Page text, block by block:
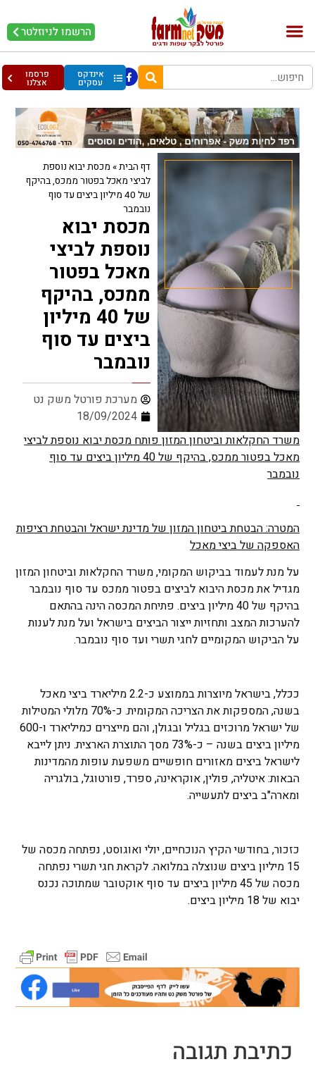
הרשמו לניוזלטר
אינדקס
עסקים
פרסמו
אצלנו
דף הבית» מכסת יבוא נוספת
לביצי מאכל בפטור ממכס, בהיקף
של 40 מיליון ביצים עד סוף
נובמבר
מכסת יבוא
נוספת לביצי
מאכל בפטור
ממכס, בהיקף
של 40 מיליון
ביצים עד סוף
נובמבר
מערכת פורטל משק נט
18/09/2024
משרד החקלאות וביטחון המזון פותח מכסת יבוא נוספת לביצי
מאכל בפטור ממכס, בהיקף של 40 מיליון ביצים עד סוף
נובמבר
המטרה: הבטחת ביטחון המזון של מדינת ישראל והבטחת רציפות
האספקה של ביצי מאכל
על מנת לעמוד בביקוש המקומי, משרד החקלאות וביטחון המזון
מגדיל את מכסת היבוא לביצים בפטור ממכס עד סוף נובמבר
בהיקף של 40 מיליון ביצים. פתיחת המכסה הינה בהתאם
להערכות המצב ותחזיות ייצור הביצים בישראל ועל מנת לענות
על הביקוש המקומיים לחגי תשרי ועד סוף נובמבר.
ככלל, בישראל מיוצרות בממוצע כ-2.2 מיליארד ביצי מאכל
בשנה, המספקות את הצריכה המקומית. כ-70% מלולי המטילות
של ישראל מרוכזים בגליל ובגולן, והם מייצרים כמיליארד ו-600
מיליון ביצים בשנה – כ-73% מסך התוצרת הארצית. ניתן לייבא
לישראל ביצים מאזורים חופשיים משפעת עופות מהמדינות
הבאות: איטליה, פולין, אוקראינה, ספרד, פורטוגל, בולגריה
ומארה"ב ביצים לתעשייה.
כזכור, בחודשי הקיץ הנוכחיים, יולי ואוגוסט, נפתחה מכסה של
15 מיליון ביצים שנוצלה במלואה. לקראת חגי תשרי נפתחה
מכסה של 45 מיליון ביצים עד סוף אוקטובר שמתוכה נכנס
יבוא של 18 מיליון ביצים.
כתיבת תגובה